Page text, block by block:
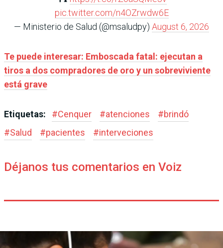
pic.twitter.com/n4OZrwdw6E
— Ministerio de Salud (@msaludpy) August 6, 2026
Te puede interesar: Emboscada fatal: ejecutan a
tiros a dos compradores de oro y un sobreviviente
está grave
Etiquetas: #Cenquer #atenciones #brindó
#Salud #pacientes #interveciones
Déjanos tus comentarios en Voiz